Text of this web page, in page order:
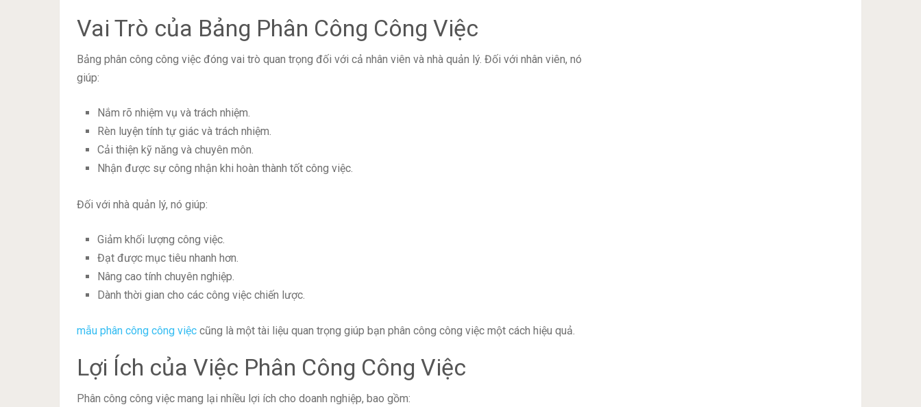
Vai Trò của Bảng Phân Công Công Việc
Bảng phân công công việc đóng vai trò quan trọng đối với cả nhân viên và nhà quản lý. Đối với nhân viên, nó
giúp:
Nắm rõ nhiệm vụ và trách nhiệm.
Rèn luyện tính tự giác và trách nhiệm.
Cải thiện kỹ năng và chuyên môn.
Nhận được sự công nhận khi hoàn thành tốt công việc.
Đối với nhà quản lý, nó giúp:
Giảm khối lượng công việc.
Đạt được mục tiêu nhanh hơn.
Nâng cao tính chuyên nghiệp.
Dành thời gian cho các công việc chiến lược.
mẫu phân công công việc cũng là một tài liệu quan trọng giúp bạn phân công công việc một cách hiệu quả.
Lợi Ích của Việc Phân Công Công Việc
Phân công công việc mang lại nhiều lợi ích cho doanh nghiệp, bao gồm: